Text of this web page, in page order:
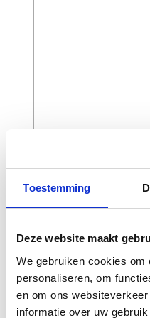
Toestemming
Deze website maakt
We gebruiken cookies
personaliseren, om
en om ons
informatie over uw
Geïntegreerde
kraag, die
worden
Elastisch
op de rug.